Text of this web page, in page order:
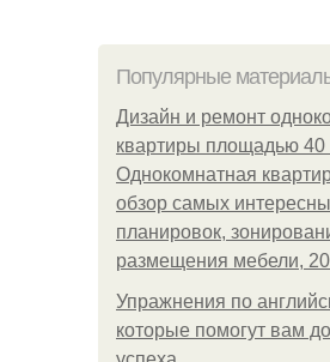
Популярные
Дизайн и ремонт
квартиры площадью 40
Однокомнатная
обзор самых
планировок,
размещения мебели,
Упражнения по
которые помогут вам